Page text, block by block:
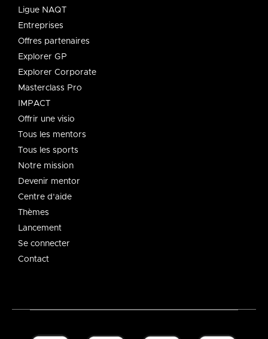
Ligue NAQT
Entreprises
Offres partenaires
Explorer GP
Explorer Corporate
Masterclass Pro
IMPACT
Offrir une visio
Tous les mentors
Tous les sports
Notre mission
Devenir mentor
Centre d'aide
Thèmes
Lancement
Se connecter
Contact